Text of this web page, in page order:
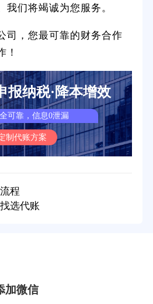
们将竭诚为您服务。
司，您最可靠的财务合作
！
报纳税·降本增效
可靠，信息0泄漏
制代账方案
程
选代账
加微信